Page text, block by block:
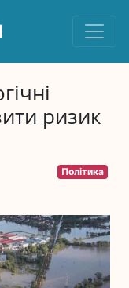
ризик
Політика